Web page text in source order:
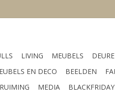
LIVING MEUBELS
EN DECO BEELDEN
MEDIA BLACKFRIDAY